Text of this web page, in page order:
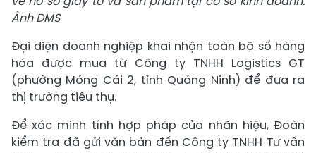
Ảnh DMS
Đại diện doanh nghiệp khai nhận toàn bộ số hàng
hóa được mua từ Công ty TNHH Logistics GT
(phường Móng Cái 2, tỉnh Quảng Ninh) để đưa ra
thị trường tiêu thụ.
Để xác minh tính hợp pháp của nhãn hiệu, Đoàn
kiểm tra đã gửi văn bản đến Công ty TNHH Tư vấn